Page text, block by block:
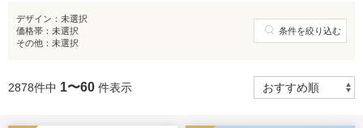
デザイン： 未選択
価格帯： 未選択
その他： 未選択
条件を絞り込む
2878件中 1〜60 件表示